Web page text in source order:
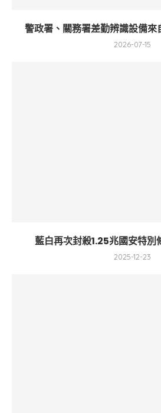
警政署、關務署差勤辨識設備
2026-07-15
藍白再次封殺1.25兆國安特
2025-12-23